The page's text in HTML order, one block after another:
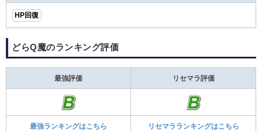
HP回復
どらQ魔のランキング評価
最強評価 リセマラ評価
最強ランキングはこちら リセマラランキングはこちら